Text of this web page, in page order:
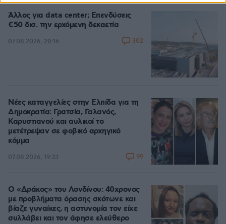
Άλλος για data center; Επενδύσεις
€50 δισ. την ερχόμενη δεκαετία
07.08.2026, 20:16 302
Νέες καταγγελίες στην Ελπίδα για τη
Δημοκρατία: Γρατσία, Γαλανός,
Καρυστιανού και αυλικοί το
μετέτρεψαν σε φοβικό αρχηγικό
κόμμα
07.08.2026, 19:33 99
Ο «Δράκος» του Λονδίνου: 40χρονος
με προβλήματα όρασης σκότωνε και
βίαζε γυναίκες, η αστυνομία τον είχε
συλλάβει και τον άφησε ελεύθερο